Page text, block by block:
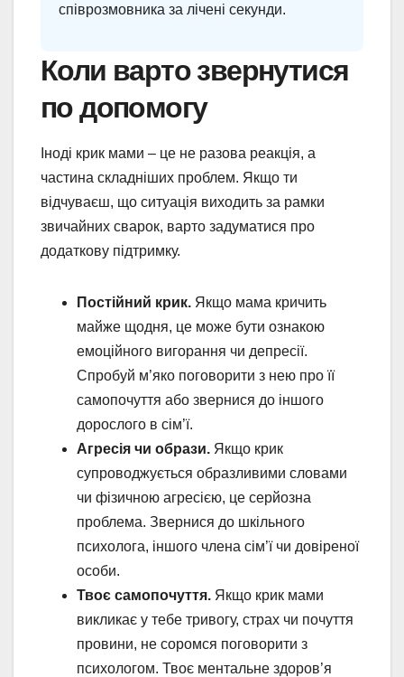
співрозмовника за лічені секунди.
Коли варто звернутися
по допомогу
Іноді крик мами – це не разова реакція, а
частина складніших проблем. Якщо ти
відчуваєш, що ситуація виходить за рамки
звичайних сварок, варто задуматися про
додаткову підтримку.
Постійний крик. Якщо мама кричить
майже щодня, це може бути ознакою
емоційного вигорання чи депресії.
Спробуй м’яко поговорити з нею про її
самопочуття або звернися до іншого
дорослого в сім’ї.
Агресія чи образи. Якщо крик
супроводжується образливими словами
чи фізичною агресією, це серйозна
проблема. Звернися до шкільного
психолога, іншого члена сім’ї чи довіреної
особи.
Твоє самопочуття. Якщо крик мами
викликає у тебе тривогу, страх чи почуття
провини, не соромся поговорити з
психологом. Твоє ментальне здоров’я